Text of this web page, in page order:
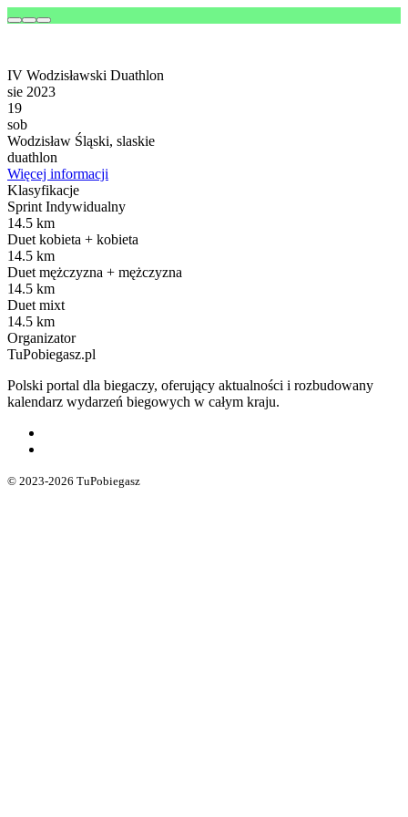
IV Wodzisławski Duathlon
sie 2023
19
sob
Wodzisław Śląski, slaskie
duathlon
Więcej informacji
Klasyfikacje
Sprint Indywidualny
14.5 km
Duet kobieta + kobieta
14.5 km
Duet mężczyzna + mężczyzna
14.5 km
Duet mixt
14.5 km
Organizator
TuPobiegasz.pl
Polski portal dla biegaczy, oferujący aktualności i rozbudowany
kalendarz wydarzeń biegowych w całym kraju.
© 2023-2026 TuPobiegasz